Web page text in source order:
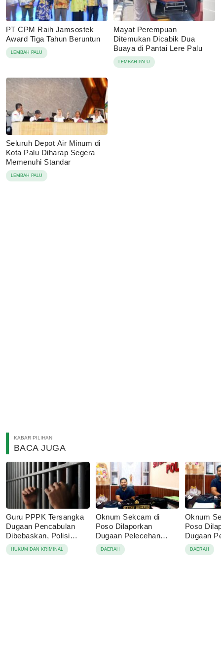
PT CPM Raih Jamsostek
Award Tiga Tahun Beruntun
LEMBAH PALU
Mayat Perempuan
Ditemukan Dicabik Dua
Buaya di Pantai Lere Palu
LEMBAH PALU
Seluruh Depot Air Minum di
Kota Palu Diharap Segera
Memenuhi Standar
LEMBAH PALU
KABAR PILIHAN
BACA JUGA
Guru PPPK Tersangka
Dugaan Pencabulan
Dibebaskan, Polisi
Sebut Laporan Dicabut
Keluarga Korban
HUKUM DAN KRIMINAL
Oknum Sekcam di
Poso Dilaporkan
Dugaan Pelecehan
Anak
DAERAH
Oknum
Poso
Dugaan
terhadap
Bawah
DAERAH